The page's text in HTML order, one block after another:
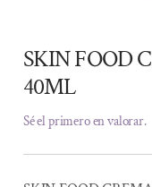
SKIN FOOD
40ML
Sé el primero en valorar.